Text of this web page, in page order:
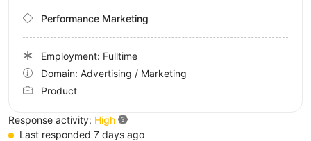
Performance Marketing
Employment: Fulltime
Domain: Advertising / Marketing
Product
Response activity: High
Last responded 7 days ago